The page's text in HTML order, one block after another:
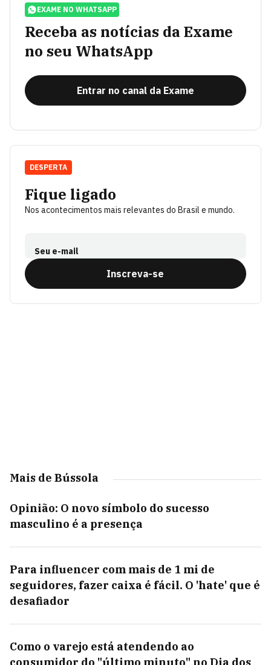
EXAME NO WHATSAPP
Receba as notícias da Exame
no seu WhatsApp
Entrar no canal da Exame
Fique ligado
Nos acontecimentos mais relevantes do Brasil e mundo.
Seu e-mail
Inscreva-se
DESPERTA
Mais de Bússola
Opinião: O novo símbolo do sucesso
masculino é a presença
Para influencer com mais de 1 mi de
seguidores, fazer caixa é fácil. O 'hate' que é
desafiador
Como o varejo está atendendo ao